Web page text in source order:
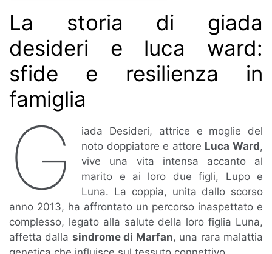
La storia di giada
desideri e luca ward:
sfide e resilienza in
famiglia
G
iada Desideri, attrice e moglie del
noto doppiatore e attore Luca Ward,
vive una vita intensa accanto al
marito e ai loro due figli, Lupo e
Luna. La coppia, unita dallo scorso
anno 2013, ha affrontato un percorso inaspettato e
complesso, legato alla salute della loro figlia Luna,
affetta dalla sindrome di Marfan, una rara malattia